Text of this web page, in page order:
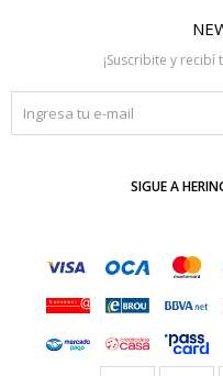
¡Suscribite y
SIGUE A